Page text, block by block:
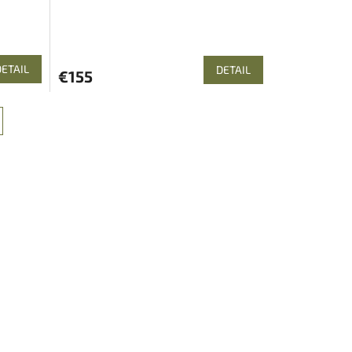
€155 DETAIL